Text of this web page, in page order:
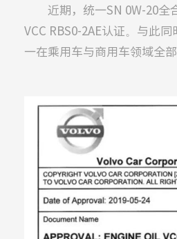
近期，统一SN 0W-20全
VCC RBS0-2AE认证。与此
一在乘用车与商用车领域全